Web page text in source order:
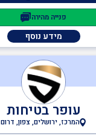
פנייה מהירה
מידע נוסף
עופר בטיחות
המרכז, ירושלים, צפון, דרום